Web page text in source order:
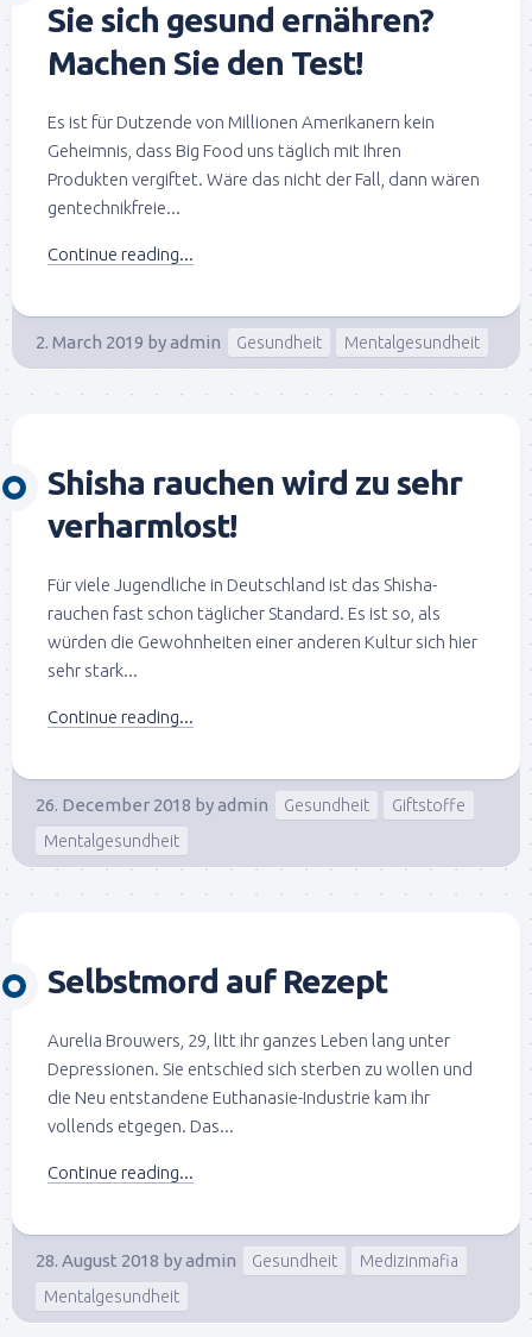
Sie sich gesund ernähren?
Machen Sie den Test!
Es ist für Dutzende von Millionen Amerikanern kein
Geheimnis, dass Big Food uns täglich mit Ihren
Produkten vergiftet. Wäre das nicht der Fall, dann wären
gentechnikfreie...
Continue reading...
2. March 2019 byadmin Gesundheit Mentalgesundheit
Shisha rauchen wird zu sehr
verharmlost!
Für viele Jugendliche in Deutschland ist das Shisha-
rauchen fast schon täglicher Standard. Es ist so, als
würden die Gewohnheiten einer anderen Kultur sich hier
sehr stark...
Continue reading...
26. December 2018 byadmin Gesundheit
Giftstoffe
Mentalgesundheit
Selbstmord auf Rezept
Aurelia Brouwers, 29, litt ihr ganzes Leben lang unter
Depressionen. Sie entschied sich sterben zu wollen und
die Neu entstandene Euthanasie-Industrie kam ihr
vollends etgegen. Das...
Continue reading...
28. August 2018 byadmin Gesundheit
Medizinmafia
Mentalgesundheit